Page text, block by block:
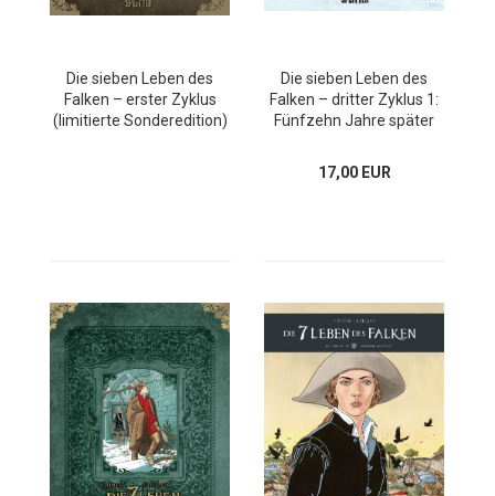
Die sieben Leben des
Falken – erster Zyklus
(limitierte Sonderedition)
Die sieben Leben des
Falken – dritter Zyklus 1:
Fünfzehn Jahre später
17,00 EUR